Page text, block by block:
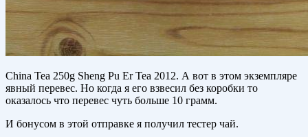
China Tea 250g Sheng Pu Er Tea 2012. А вот в этом экземпляре
явный перевес. Но когда я его взвесил без коробки то
оказалось что перевес чуть больше 10 грамм.
И бонусом в этой отправке я получил тестер чай.